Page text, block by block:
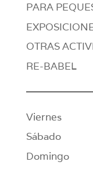
PARA
OTRAS
RE-BABEL
Viernes
Sábado
Domingo